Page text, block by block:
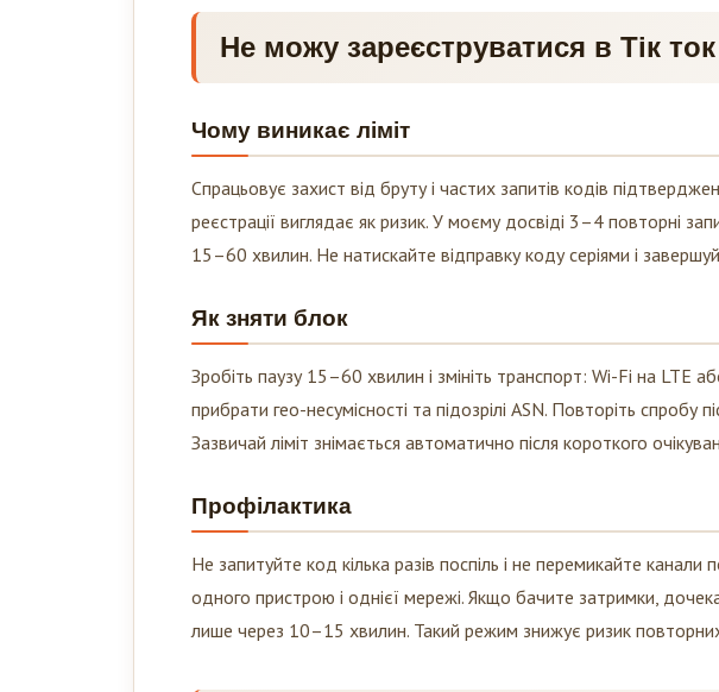
Не можу зареєструватися в Тік
Чому виникає ліміт
Спрацьовує захист від бруту і частих запитів кодів
реєстрації виглядає як ризик. У моєму досвіді 3–4 повторні
15–60 хвилин. Не натискайте відправку коду серіями і
Як зняти блок
Зробіть паузу 15–60 хвилин і змініть транспорт: Wi-Fi на LTE
прибрати гео-несумісності та підозрілі ASN. Повторіть спробу
Зазвичай ліміт знімається автоматично після короткого
Профілактика
Не запитуйте код кілька разів поспіль і не перемикайте
одного пристрою і однієї мережі. Якщо бачите затримки,
лише через 10–15 хвилин. Такий режим знижує ризик